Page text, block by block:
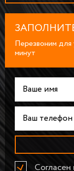
Перезвоним для
минут